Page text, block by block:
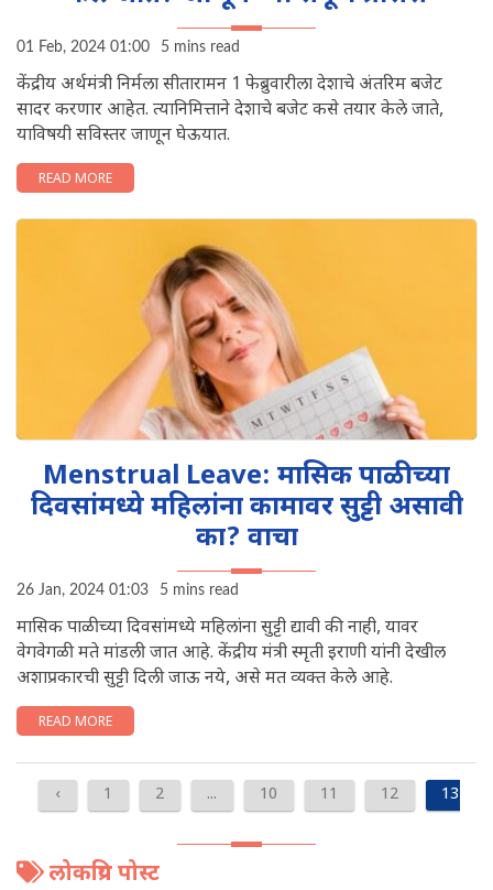
01 Feb, 2024 01:00 5 mins read
केंद्रीय अर्थमंत्री निर्मला सीतारामन 1 फेब्रुवारीला देशाचे अंतरिम बजेट
सादर करणार आहेत. त्यानिमित्ताने देशाचे बजेट कसे तयार केले जाते,
याविषयी सविस्तर जाणून घेऊयात.
READ MORE
Menstrual Leave: मासिक पाळीच्या
दिवसांमध्ये महिलांना कामावर सुट्टी असावी
का? वाचा
26 Jan, 2024 01:03 5 mins read
मासिक पाळीच्या दिवसांमध्ये महिलांना सुट्टी द्यावी की नाही, यावर
वेगवेगळी मते मांडली जात आहे. केंद्रीय मंत्री स्मृती इराणी यांनी देखील
अशाप्रकारची सुट्टी दिली जाऊ नये, असे मत व्यक्त केले आहे.
READ MORE
‹ 1 2 ... 10 11 12 13
लोकप्रिय पोस्ट